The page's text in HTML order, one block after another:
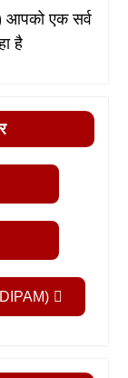
आपको एक सर्व
है